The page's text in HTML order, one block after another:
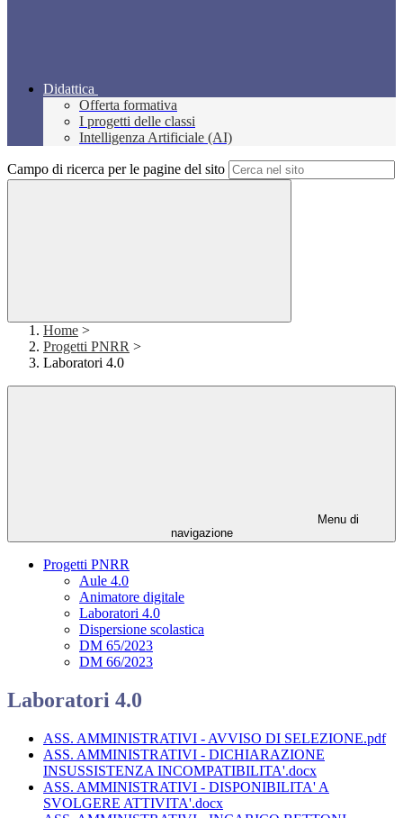
Didattica
Offerta formativa
I progetti delle classi
Intelligenza Artificiale (AI)
Campo di ricerca per le pagine del sito
Home >
Progetti PNRR >
Laboratori 4.0
Menu di
navigazione
Progetti PNRR
Aule 4.0
Animatore digitale
Laboratori 4.0
Dispersione scolastica
DM 65/2023
DM 66/2023
Laboratori 4.0
ASS. AMMINISTRATIVI - AVVISO DI SELEZIONE.pdf
ASS. AMMINISTRATIVI - DICHIARAZIONE
INSUSSISTENZA INCOMPATIBILITA'.docx
ASS. AMMINISTRATIVI - DISPONIBILITA' A
SVOLGERE ATTIVITA'.docx